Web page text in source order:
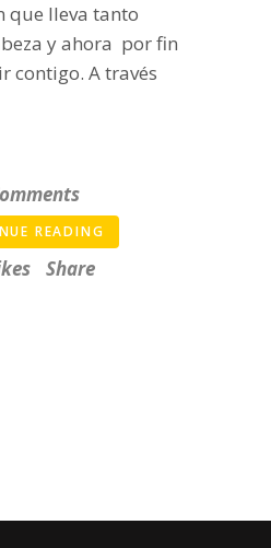
que lleva tanto
y ahora por fin
contigo. A través
READING
Share